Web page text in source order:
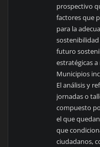
prospectivo
factores que
para la
futuro
estratégicas
Municipios
El análisis y
jornadas o
compuesto
el que
que
ciudadanos,